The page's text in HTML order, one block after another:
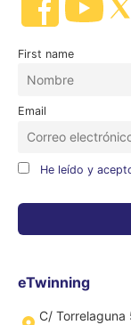
First name
Email
He leído y
eTwinning
C/